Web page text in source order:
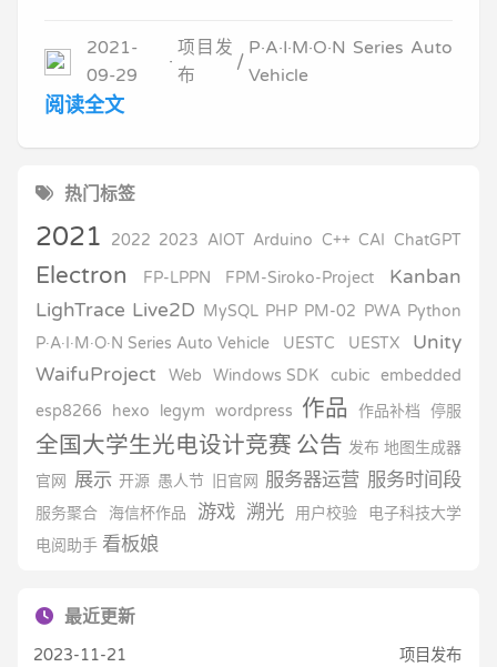
2021-
09-29
项目发
布
P·A·I·M·O·N Series Auto
Vehicle
阅读全文
热门标签
2021 2022 2023 AIOT Arduino C++ CAI ChatGPT
Electron FP-LPPN FPM-Siroko-Project
Kanban
LighTrace Live2D MySQL PHP PM-02 PWA Python
P·A·I·M·O·N Series Auto Vehicle
UESTC UESTX
Unity
WaifuProject
Web Windows SDK cubic
embedded
esp8266
hexo legym wordpress 作品 作品补档 停服
全国大学生光电设计竞赛 公告 发布 地图生成器
官网 展示 开源 愚人节 旧官网 服务器运营 服务时间段
服务聚合 海信杯作品 游戏 溯光 用户校验
电子科技大学
电阅助手 看板娘
最近更新
2023-11-21 项目发布